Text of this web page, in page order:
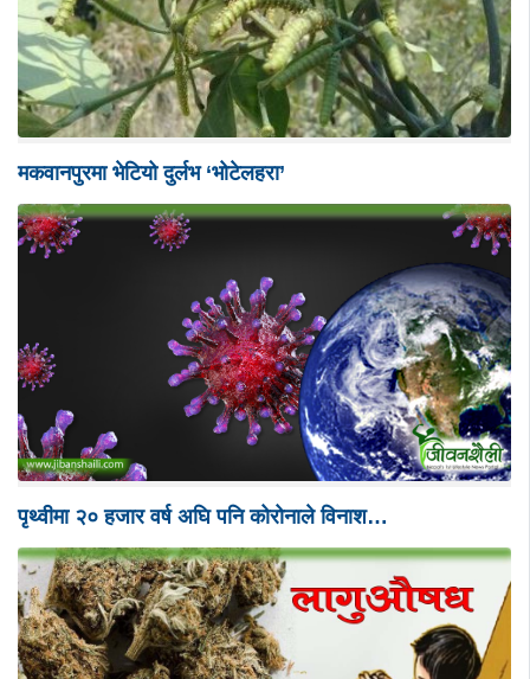
मकवानपुरमा भेटियो दुर्लभ ‘भोटेलहरा’
पृथ्वीमा २० हजार वर्ष अघि पनि कोरोनाले विनाश…